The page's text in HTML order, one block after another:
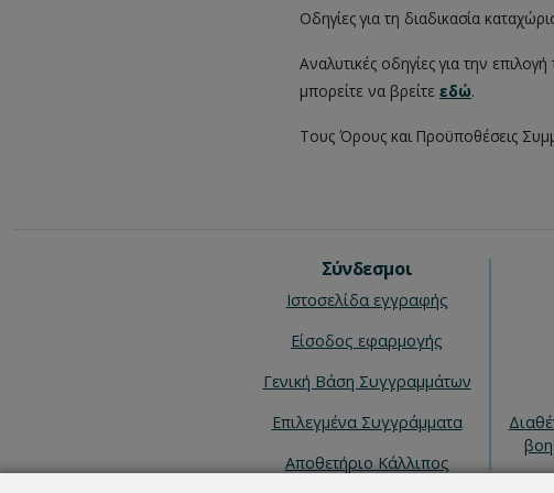
Οδηγίες για τη διαδικασία
Αναλυτικές οδηγίες για την
μπορείτε να βρείτε εδώ.
Τους Όρους και Προϋποθέσεις
Σύνδεσμοι
Ιστοσελίδα εγγραφής
Είσοδος εφαρμογής
Γενική Βάση Συγγραμμάτων
Επιλεγμένα Συγγράμματα
Αποθετήριο Κάλλιπος